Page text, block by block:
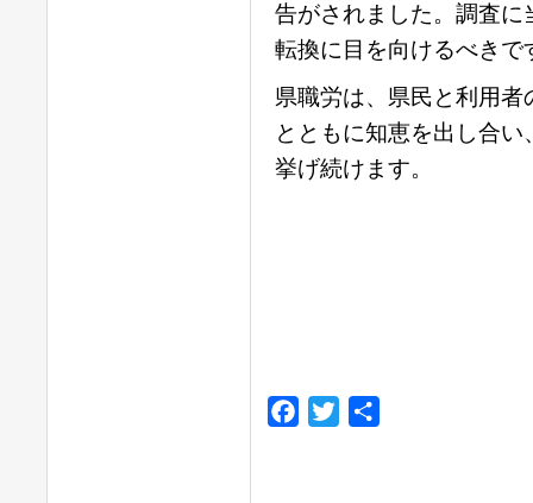
告がされました。調査
転換に目を向けるべきで
県職労は、県民と利用
とともに知恵を出し合
挙げ続けます。
Facebook
Twitter